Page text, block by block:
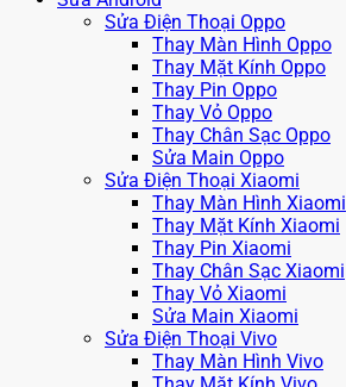
Sửa Điện Thoại Oppo
Thay Màn Hình Oppo
Thay Mặt Kính Oppo
Thay Pin Oppo
Thay Vỏ Oppo
Thay Chân Sạc Oppo
Sửa Main Oppo
Sửa Điện Thoại Xiaomi
Thay Màn Hình Xiaomi
Thay Mặt Kính Xiaomi
Thay Pin Xiaomi
Thay Chân Sạc Xiaomi
Thay Vỏ Xiaomi
Sửa Main Xiaomi
Sửa Điện Thoại Vivo
Thay Màn Hình Vivo